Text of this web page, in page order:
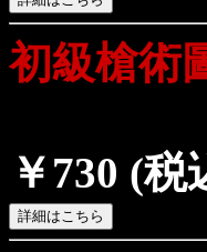
初級槍
￥730 (税